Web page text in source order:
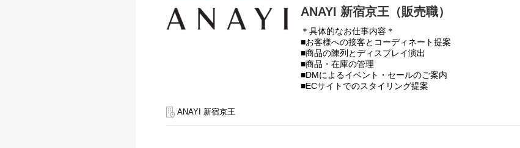
ANAYI 新宿京王（販売職）
＊具体的なお仕事内容＊
■お客様への接客とコーディネート提案
■商品の陳列とディスプレイ演出
■商品・在庫の管理
■DMによるイベント・セールのご案内
■ECサイトでのスタイリング提案
※試用期間：入社後6ヶ月間（待遇に変更はありません）
ANAYI 新宿京王